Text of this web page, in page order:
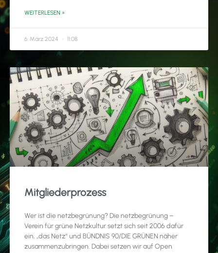
WEITERLESEN »
6. März 2024 11:08
Mitgliederprozess
Wer ist die netzbegrünung? Die netzbegrünung –
Verein für grüne Netzkultur setzt sich seit 2006 dafür
ein, „das Netz“ und BÜNDNIS 90/DIE GRÜNEN näher
zusammenzubringen. Dabei setzen wir auf Open